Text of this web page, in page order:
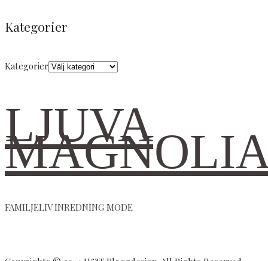
Kategorier
Kategorier
LJUVA
FAMILJELIV INREDNING MODE